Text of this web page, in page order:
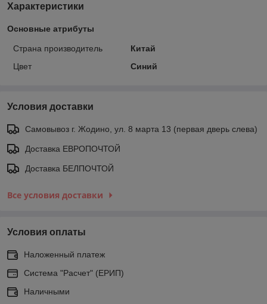
Характеристики
Основные атрибуты
Страна производитель
Китай
Цвет
Синий
Условия доставки
Самовывоз г. Жодино, ул. 8 марта 13 (первая дверь слева)
Доставка ЕВРОПОЧТОЙ
Доставка БЕЛПОЧТОЙ
Все условия доставки
Условия оплаты
Наложенный платеж
Система "Расчет" (ЕРИП)
Наличными